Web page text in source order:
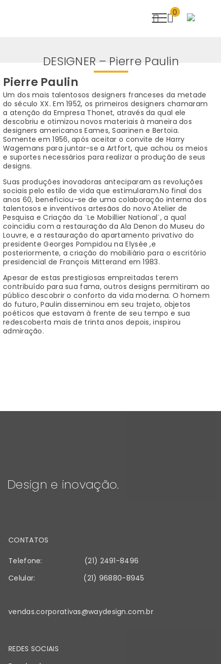
0
DESIGNER – Pierre Paulin
Pierre Paulin
Um dos mais talentosos designers franceses da metade
do século XX. Em 1952, os primeiros designers chamaram
a atenção da Empresa Thonet, através da qual ele
descobriu e otimizou novos materiais à maneira dos
designers americanos Eames, Saarinen e Bertoia.
Somente em 1956, após aceitar o convite de Harry
Wagemans para juntar-se a Artfort, que achou os meios
e suportes necessários para realizar a produção de seus
designs.
Suas produções inovadoras anteciparam as revoluções
sociais pelo estilo de vida que estimularam.No final dos
anos 60, beneficiou-se de uma colaboração interna dos
talentosos e inventivos artesãos do novo Atelier de
Pesquisa e Criação da ¨Le Mobillier National¨, a qual
coincidiu com a restauração da Ala Denon do Museu do
Louvre, e a restauração do apartamento privativo do
presidente Georges Pompidou na Elysée ,e
posteriormente, a criação do mobiliário para o escritório
presidencial de François Mitterand em 1983.
Apesar de estas prestigiosas empreitadas terem
contribuído para sua fama, outros designs permitiram ao
público descobrir o conforto da vida moderna. O homem
do futuro, Paulin disseminou em seu trajeto, objetos
poéticos que estavam à frente de seu tempo e sua
redescoberta mais de trinta anos depois, inspirou
admiração.
Design e inovação.
CONTATOS
Telefone:
(21) 2491-8496
Celular:
(21) 96880-8945
vendas.corporativas@waydesign.com.br
REDES SOCIAIS